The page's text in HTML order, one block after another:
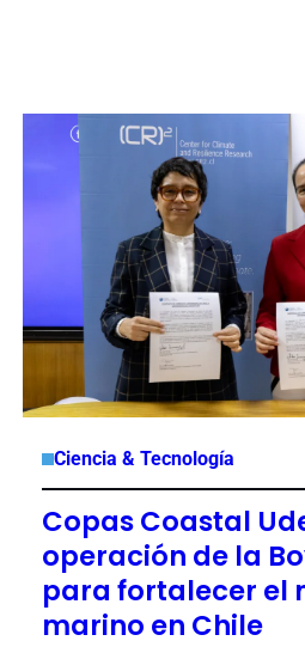
Ciencia & Tecnología
Copas Coastal
operación de la
para fortalecer el
marino en Chile